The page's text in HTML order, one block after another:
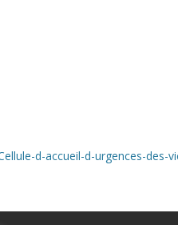
d-accueil-d-urgences-des-